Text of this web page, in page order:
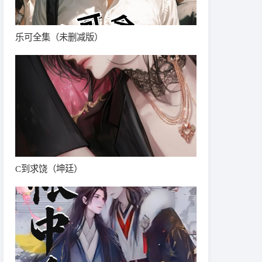
乐可全集（未删减版）
C到求饶（坤廷）